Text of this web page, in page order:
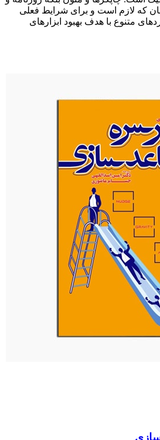
که لازم است و برای شرایط فعلی
متنوع با هدف بهبود ابزارهای